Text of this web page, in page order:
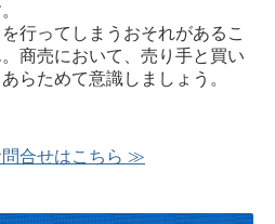
行ってしまうおそれがあるこ
商売において、売り手と買い
らためて意識しましょう。
合せはこちら ≫